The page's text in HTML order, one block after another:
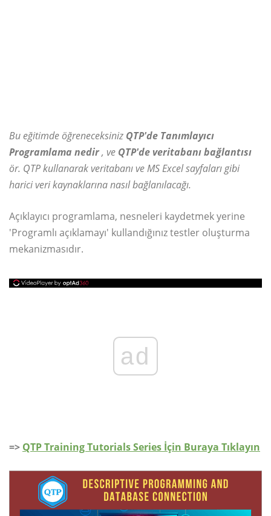
Bu eğitimde öğreneceksiniz QTP'de Tanımlayıcı
Programlama nedir, ve QTP'de veritabanı bağlantısı
ör. QTP kullanarak veritabanı ve MS Excel sayfaları gibi
harici veri kaynaklarına nasıl bağlanılacağı.
Açıklayıcı programlama, nesneleri kaydetmek yerine
'Programlı açıklamayı' kullandığınız testler oluşturma
mekanizmasıdır.
ad
=> QTP Training Tutorials Series İçin Buraya Tıklayın